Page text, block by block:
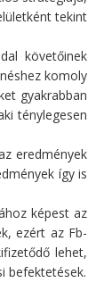
tekint
követőinek
komoly
gyakrabban
ténylegesen
eredmények
így is
képest az
ezért az Fb-
lehet,
befektetések.